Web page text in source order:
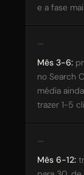
e a fase
Mês 3-6:
no Search
média
trazer 1-5
Mês 6-12: